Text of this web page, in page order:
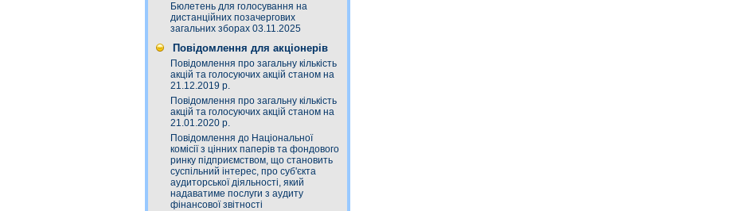
Бюлетень для голосування на
дистанційних позачергових
загальних зборах 03.11.2025
Повідомлення для акціонерів
Повідомлення про загальну кількість
акцій та голосуючих акцій станом на
21.12.2019 р.
Повідомлення про загальну кількість
акцій та голосуючих акцій станом на
21.01.2020 р.
Повідомлення до Національної
комісії з цінних паперів та фондового
ринку підприємством, що становить
суспільний інтерес, про суб'єкта
аудиторської діяльності, який
надаватиме послуги з аудиту
фінансової звітності